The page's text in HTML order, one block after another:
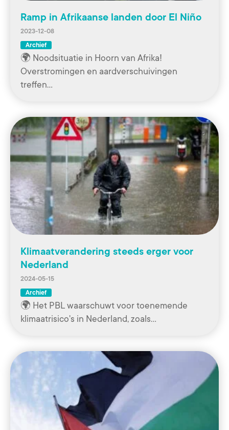
Ramp in Afrikaanse landen door El Niño
2023-12-08
Archief
🌍 Noodsituatie in Hoorn van Afrika!
Overstromingen en aardverschuivingen
treffen…
Klimaatverandering steeds erger voor
Nederland
2024-05-15
Archief
🌍 Het PBL waarschuwt voor toenemende
klimaatrisico's in Nederland, zoals…